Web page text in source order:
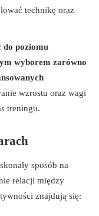
technikę oraz
do poziomu
wyborem zarówno
wzrostu oraz wagi
treningu.
sposób na
relacji między
znajdują się: